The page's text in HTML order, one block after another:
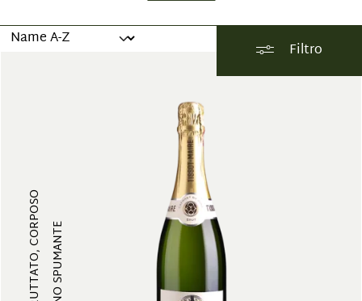
Filtro
FRUTTATO, CORPOSOVINO SPUMANTE